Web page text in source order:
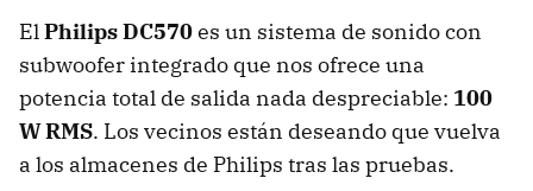
ElPhilips DC570es un sistema de sonido con
subwoofer integrado que nos ofrece una
potencia total de salida nada despreciable: 100
W RMS. Los vecinos están deseando que vuelva
a los almacenes de Philips tras las pruebas.